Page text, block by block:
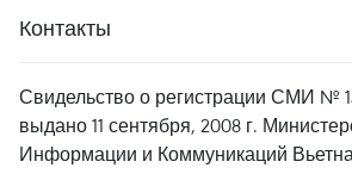
Контакты
Свидельство о регистрации СМИ №
выдано 11 сентября, 2008 г.
Информации и Коммуникаций